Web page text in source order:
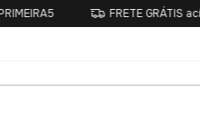
FRETE GRÁTIS acima de